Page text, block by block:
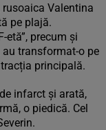
rusoaica Valentina
pe plajă.
etă”, precum și
transformat-o pe
principală.
infarct și arată,
o piedică. Cel